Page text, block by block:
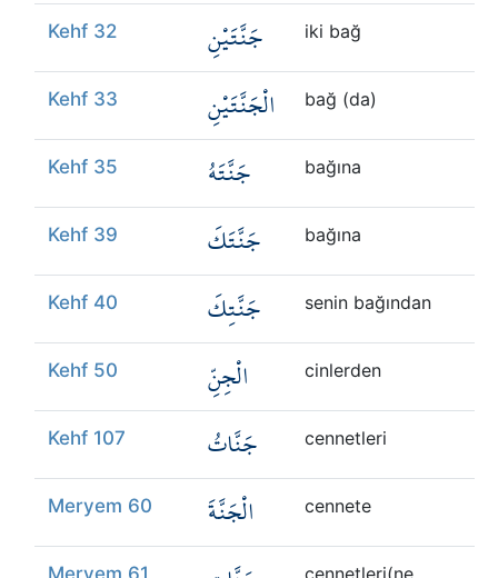
Kehf 32 جَنَّتَيْنِ iki bağ
Kehf 33 الْجَنَّتَيْنِ bağ (da)
Kehf 35 جَنَّتَهُ bağına
Kehf 39 جَنَّتَكَ bağına
Kehf 40 جَنَّتِكَ senin bağından
Kehf 50 الْجِنِّ cinlerden
Kehf 107 جَنَّاتُ cennetleri
Meryem 60 الْجَنَّةَ cennete
Meryem 61 cennetleri(ne